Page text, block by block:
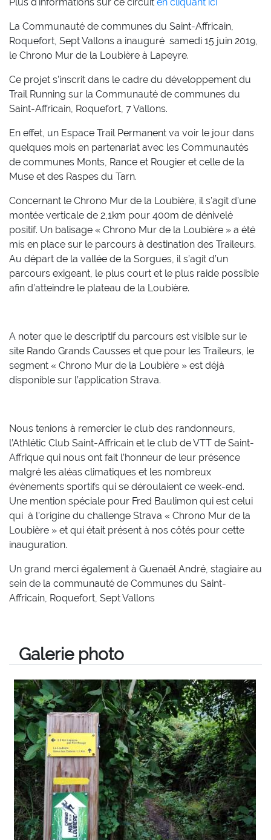
La Communauté de communes du Saint-Affricain,
Roquefort, Sept Vallons a inauguré samedi 15 juin 2019,
le Chrono Mur de la Loubière à Lapeyre.
Ce projet s’inscrit dans le cadre du développement du
Trail Running sur la Communauté de communes du
Saint-Affricain, Roquefort, 7 Vallons.
En effet, un Espace Trail Permanent va voir le jour dans
quelques mois en partenariat avec les Communautés
de communes Monts, Rance et Rougier et celle de la
Muse et des Raspes du Tarn.
Concernant le Chrono Mur de la Loubière, il s’agit d’une
montée verticale de 2,1km pour 400m de dénivelé
positif. Un balisage « Chrono Mur de la Loubière » a été
mis en place sur le parcours à destination des Traileurs.
Au départ de la vallée de la Sorgues, il s’agit d’un
parcours exigeant, le plus court et le plus raide possible
afin d’atteindre le plateau de la Loubière.
A noter que le descriptif du parcours est visible sur le
site Rando Grands Causses et que pour les Traileurs, le
segment « Chrono Mur de la Loubière » est déjà
disponible sur l’application Strava.
Nous tenions à remercier le club des randonneurs,
l’Athlétic Club Saint-Affricain et le club de VTT de Saint-
Affrique qui nous ont fait l’honneur de leur présence
malgré les aléas climatiques et les nombreux
évènements sportifs qui se déroulaient ce week-end.
Une mention spéciale pour Fred Baulimon qui est celui
qui à l’origine du challenge Strava « Chrono Mur de la
Loubière » et qui était présent à nos côtés pour cette
inauguration.
Un grand merci également à Guenaël André, stagiaire au
sein de la communauté de Communes du Saint-
Affricain, Roquefort, Sept Vallons
Galerie photo